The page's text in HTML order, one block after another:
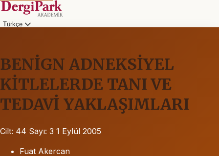
Türkçe
BENİGN ADNEKSİYEL
KİTLELERDE TANI VE
TEDAVİ YAKLAŞIMLARI
Cilt: 44 Sayı: 3 1 Eylül 2005
Fuat Akercan